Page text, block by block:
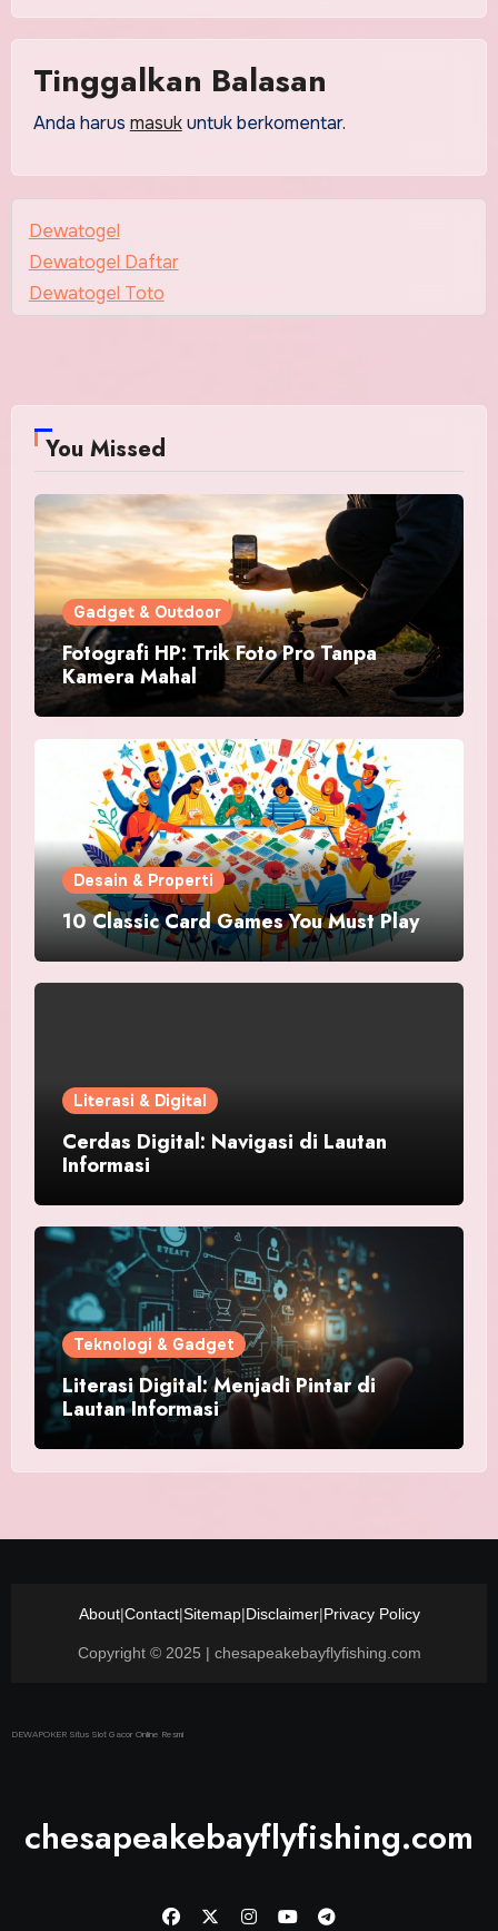
Tinggalkan Balasan
Anda harus masukuntuk berkomentar.
Dewatogel
Dewatogel Daftar
Dewatogel Toto
You Missed
Gadget & Outdoor
Fotografi HP: Trik Foto Pro Tanpa
Kamera Mahal
Desain & Properti
10 Classic Card Games You Must Play
Literasi & Digital
Cerdas Digital: Navigasi di Lautan
Informasi
Teknologi & Gadget
Literasi Digital: Menjadi Pintar di
Lautan Informasi
About|Contact|Sitemap|Disclaimer|Privacy Policy
Copyright © 2025 | chesapeakebayflyfishing.com
DEWAPOKER Situs Slot Gacor Online Resmi
chesapeakebayflyfishing.com